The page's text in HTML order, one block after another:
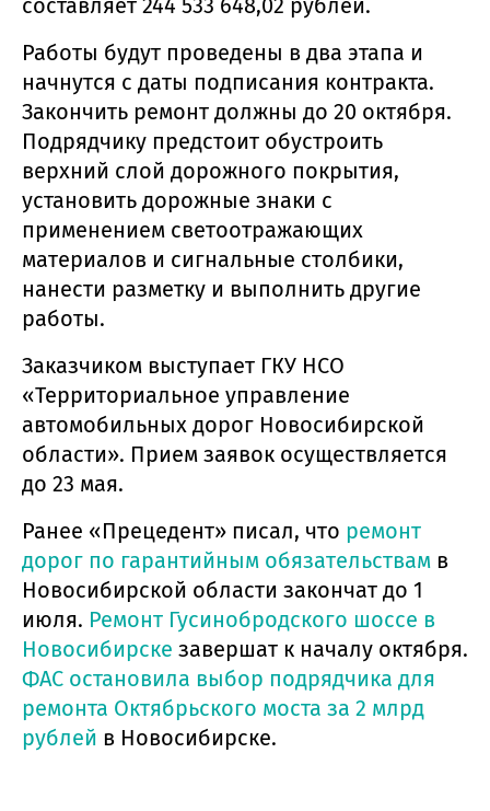
Работы будут проведены в два этапа и
начнутся с даты подписания контракта.
Закончить ремонт должны до 20 октября.
Подрядчику предстоит обустроить
верхний слой дорожного покрытия,
установить дорожные знаки с
применением светоотражающих
материалов и сигнальные столбики,
нанести разметку и выполнить другие
работы.
Заказчиком выступает ГКУ НСО
«Территориальное управление
автомобильных дорог Новосибирской
области». Прием заявок осуществляется
до 23 мая.
Ранее «Прецедент» писал, что ремонт
дорог по гарантийным обязательствам в
Новосибирской области закончат до 1
июля. Ремонт Гусинобродского шоссе в
Новосибирске завершат к началу октября.
ФАС остановила выбор подрядчика для
ремонта Октябрьского моста за 2 млрд
рублей в Новосибирске.